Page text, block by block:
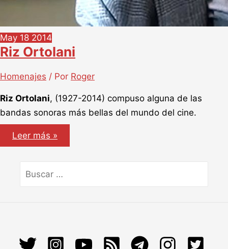
May 18 2014
Riz Ortolani
Homenajes / Por Roger
Riz Ortolani, (1927-2014) compuso alguna de las
bandas sonoras más bellas del mundo del cine.
Riz
Ortolani
Leer más »
por: